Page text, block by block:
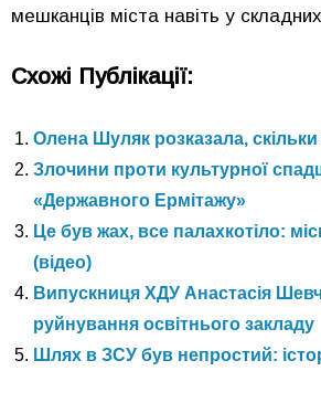
мешканців міста навіть у
Схожі Публікації:
Олена Шуляк розказала,
Злочини проти культурної
«Державного Ермітажу»
Це був жах, все палахкотіло:
(відео)
Випускниця ХДУ Анастасія
руйнування освітнього закладу
Шлях в ЗСУ був непростий: